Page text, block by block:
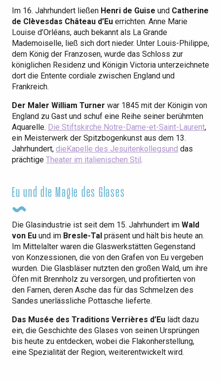
Im 16. Jahrhundert ließen Henri de Guise und Catherine
de Clèvesdas Château d’Eu errichten. Anne Marie
Louise d’Orléans, auch bekannt als La Grande
Mademoiselle, ließ sich dort nieder. Unter Louis-Philippe,
dem König der Franzosen, wurde das Schloss zur
königlichen Residenz und Königin Victoria unterzeichnete
dort die Entente cordiale zwischen England und
Frankreich.
Der Maler William Turner war 1845 mit der Königin von
England zu Gast und schuf eine Reihe seiner berühmten
Aquarelle. Die Stiftskirche Notre-Dame-et-Saint-Laurent,
ein Meisterwerk der Spitzbogenkunst aus dem 13.
Jahrhundert, dieKapelle des Jesuitenkollegsund das
prächtige Theater im italienischen Stil.
Eu und die Magie des Glases
Die Glasindustrie ist seit dem 15. Jahrhundert im Wald
von Eu und im Bresle-Tal präsent und hält bis heute an.
Im Mittelalter waren die Glaswerkstätten Gegenstand
von Konzessionen, die von den Grafen von Eu vergeben
wurden. Die Glasbläser nutzten den großen Wald, um ihre
Öfen mit Brennholz zu versorgen, und profitierten von
den Farnen, deren Asche das für das Schmelzen des
Sandes unerlässliche Pottasche lieferte.
Das Musée des Traditions Verrières d’Eu lädt dazu
ein, die Geschichte des Glases von seinen Ursprüngen
bis heute zu entdecken, wobei die Flakonherstellung,
eine Spezialität der Region, weiterentwickelt wird.